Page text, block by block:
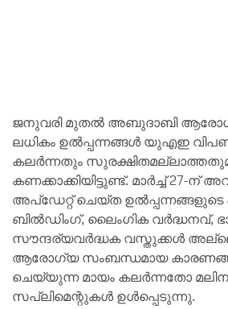
ജനുവരി മുതൽ അബുദാബി
ലധികം ഉൽപ്പന്നങ്ങൾ യുഎഇ
കലർന്നതും
കണക്കാക്കിയിട്ടുണ്ട്. മാർച്ച് 27-ന്
അപ്‌ഡേറ്റ് ചെയ്ത ഉൽപ്പന്നങ്ങളുടെ
ബിൽഡിംഗ്, ലൈംഗിക വർദ്ധനവ്,
സൗന്ദര്യവർദ്ധക വസ്തുക്കൾ
ആരോഗ്യ സംബന്ധമായ
ചെയ്യുന്ന മായം കലർന്നതോ
സപ്ലിമെന്റുകൾ ഉൾപ്പെടുന്നു.